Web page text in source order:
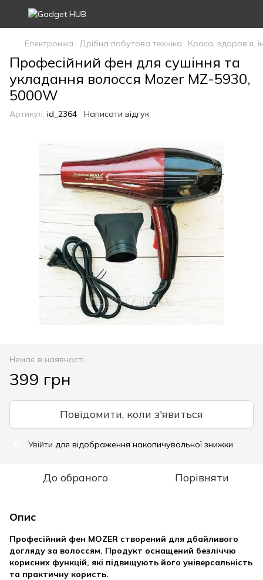
Електроніка Дрібна побутова техніка Краса, здоров'я,
Професійний фен для сушіння та
укладання волосся Mozer MZ-5930,
5000W
Артикул: id_2364 Написати відгук
Немає в наявності
399 грн
Повідомити, коли з'явиться
Увійти для відображення накопичувальної знижки
До обраного Порівняти
Опис
Професійний фен MOZER створений для дбайливого
догляду за волоссям. Продукт оснащений безліччю
корисних функцій, які підвищують його універсальність
та практичну користь.